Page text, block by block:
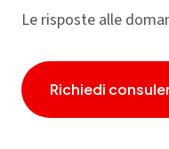
Le risposte alle
Richiedi